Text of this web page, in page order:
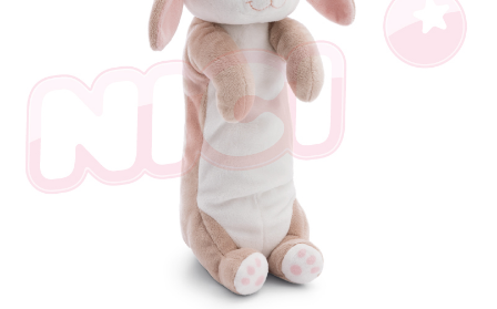
1.初回 AFTEEを ご利用の際に、認証結果及び当社の審査の結果に基づ
き、限度額が設定されます。
2.決済金額は最低NT$20です。
3.現在、台湾の会員のみご利用いただけます。
三、利用規約「AFTEE代金後払い」（以下当サービスという）はネットプ
ロテクションズ（以下 AFTEE という）が提供し、AFTEEが代金を徴収し
ます。当サービスご利用の際に提供しなければならない個人情報（注文者
の氏名、電話番号、受取人の氏名、電話番号、受取人住所を含むがこれに
限らない）は、AFTEEに渡され当サービスで必要な範囲内で利用されま
す。AFTEEの個人情報の収集、処理、利用について、詳細はAFTEE公式ホ
ームページの『個人情報の収集、処理及び利用に関する声明』をご参照く
https://aftee.tw/privacypolicy/）。